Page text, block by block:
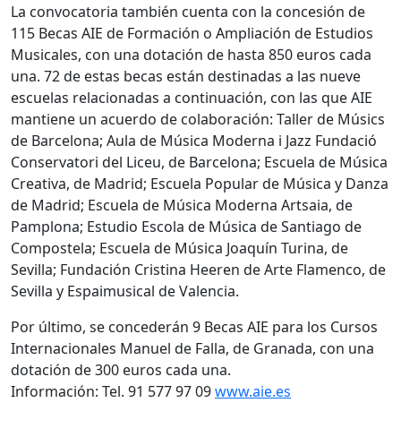
La convocatoria también cuenta con la concesión de
115 Becas AIE de Formación o Ampliación de Estudios
Musicales, con una dotación de hasta 850 euros cada
una. 72 de estas becas están destinadas a las nueve
escuelas relacionadas a continuación, con las que AIE
mantiene un acuerdo de colaboración: Taller de Músics
de Barcelona; Aula de Música Moderna i Jazz Fundació
Conservatori del Liceu, de Barcelona; Escuela de Música
Creativa, de Madrid; Escuela Popular de Música y Danza
de Madrid; Escuela de Música Moderna Artsaia, de
Pamplona; Estudio Escola de Música de Santiago de
Compostela; Escuela de Música Joaquín Turina, de
Sevilla; Fundación Cristina Heeren de Arte Flamenco, de
Sevilla y Espaimusical de Valencia.
Por último, se concederán 9 Becas AIE para los Cursos
Internacionales Manuel de Falla, de Granada, con una
dotación de 300 euros cada una.
Información: Tel. 91 577 97 09www.aie.es